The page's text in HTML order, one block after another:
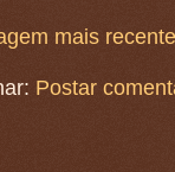
mais recente
Postar